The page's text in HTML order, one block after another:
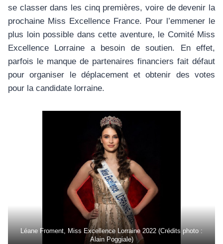
se classer dans les cinq premières, voire de devenir la
prochaine Miss Excellence France. Pour l’emmener le
plus loin possible dans cette aventure, le Comité Miss
Excellence Lorraine a besoin de soutien. En effet,
parfois le manque de partenaires financiers fait défaut
pour organiser le déplacement et obtenir des votes
pour la candidate lorraine.
Léane Froment, Miss Excellence Lorraine 2022 (Crédits photo :
Alain Poggiale)